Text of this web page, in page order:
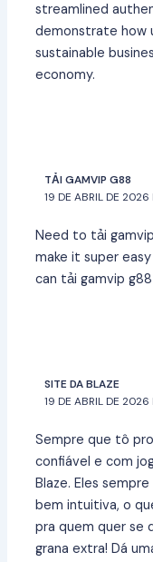
streamlined
demonstrate how
sustainable
economy.
TẢI GAMVIP G88
19 DE ABRIL DE 2026
Need to tải
make it super
can tải gamvip
SITE DA BLAZE
19 DE ABRIL DE 2026
Sempre que tô
confiável e com
Blaze. Eles
bem intuitiva, o
pra quem quer se
grana extra! Dá